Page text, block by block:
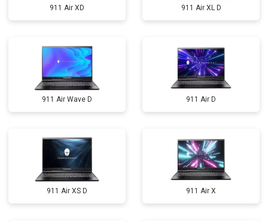
911 Air XD 911 Air XL D
911 Air Wave D 911 Air D
911 Air XS D 911 Air X